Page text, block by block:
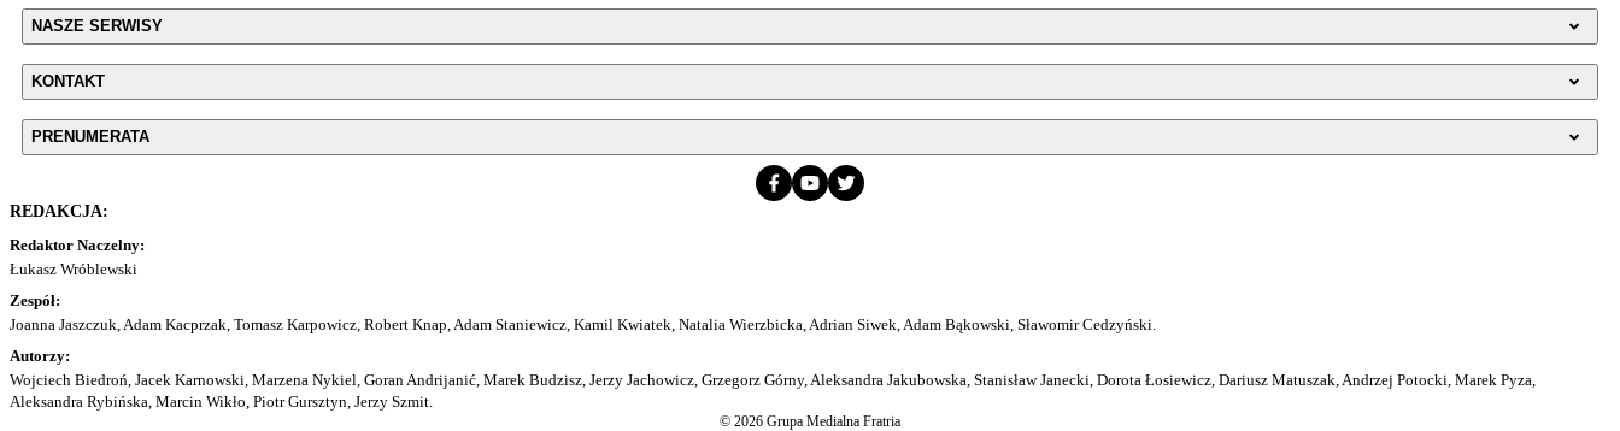
NASZE SERWISY
KONTAKT
PRENUMERATA
REDAKCJA:
Redaktor Naczelny:
Łukasz Wróblewski
Zespół:
Joanna Jaszczuk, Adam Kacprzak, Tomasz Karpowicz, Robert Knap, Adam Staniewicz, Kamil Kwiatek, Natalia Wierzbicka, Adrian Siwek, Adam Bąkowski, Sławomir Cedzyński.
Autorzy:
Wojciech Biedroń, Jacek Karnowski, Marzena Nykiel, Goran Andrijanić, Marek Budzisz, Jerzy Jachowicz, Grzegorz Górny, Aleksandra Jakubowska, Stanisław Janecki, Dorota Łosiewicz, Dariusz Matuszak, Andrzej Potocki, Marek Pyza,
Aleksandra Rybińska, Marcin Wikło, Piotr Gursztyn, Jerzy Szmit.
© 2026 Grupa Medialna Fratria